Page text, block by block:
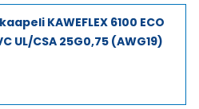
KAWEFLEX 6100 ECO
UL/CSA 25G0,75 (AWG19)